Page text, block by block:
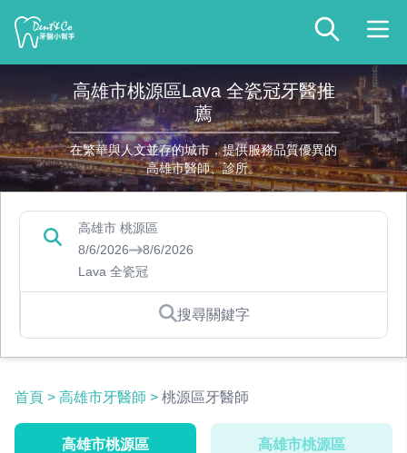
高雄市桃源區Lava 全瓷冠牙醫推
薦
在繁華與人文並存的城市，提供服務品質優異的
高雄市醫師、診所。
高雄市 桃源區
8/6/2026
8/6/2026
Lava 全瓷冠
搜尋關鍵字
首頁 > 高雄市牙醫師 > 桃源區牙醫師
高雄市桃源區 高雄市桃源區